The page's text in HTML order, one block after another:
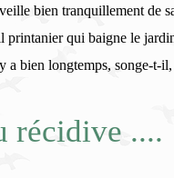
bien tranquillement de
printanier qui baigne le
bien longtemps, songe-t-il,
récidive ....